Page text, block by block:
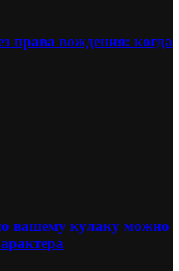
права вождения: когда
вашему кулаку можно